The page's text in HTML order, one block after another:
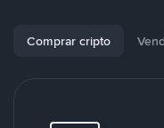
Comprar cripto